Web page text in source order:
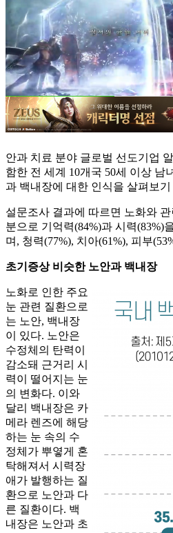
안과 치료 분야 글로벌 선도기업
함한 전 세계 10개국 50세 이상 남
과 백내장에 대한 인식을 살펴보
설문조사 결과에 따르면 노화와
분으로 기억력(84%)과 시력(83%)
며, 청력(77%), 치아(61%), 피부
초기증상 비슷한 노안과 백내장
노화로 인한 주요
눈 관련 질환으로
는 노안, 백내장
이 있다. 노안은
수정체의 탄력이
감소돼 근거리 시
력이 떨어지는 눈
의 변화다. 이와
달리 백내장은 카
메라 렌즈에 해당
하는 눈 속의 수
정체가 뿌옇게 혼
탁해져서 시력장
애가 발행하는 질
환으로 노안과 다
른 질환이다. 백
내장은 노안과 초